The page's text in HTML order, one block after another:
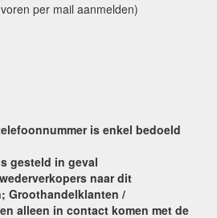
per mail aanmelden)
is enkel bedoeld
gesteld in geval
naar dit
Groothandelklanten /
alleen in contact komen met de